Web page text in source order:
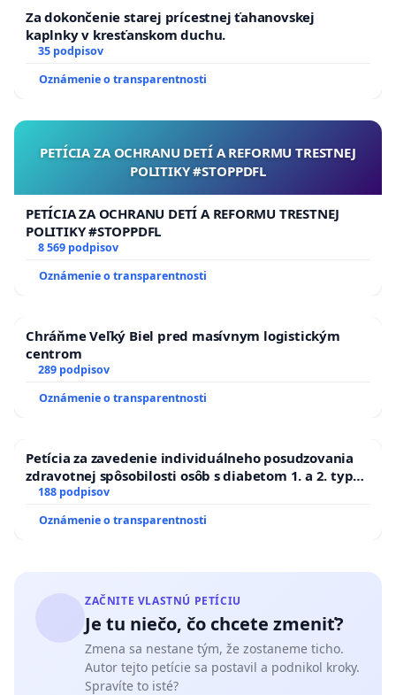
Za dokončenie starej prícestnej ťahanovskej
kaplnky v kresťanskom duchu.
35 podpisov
Oznámenie o transparentnosti
PETÍCIA ZA OCHRANU DETÍ A REFORMU TRESTNEJ
POLITIKY #STOPPDFL
PETÍCIA ZA OCHRANU DETÍ A REFORMU TRESTNEJ
POLITIKY #STOPPDFL
8 569 podpisov
Oznámenie o transparentnosti
Chráňme Veľký Biel pred masívnym logistickým
centrom
289 podpisov
Oznámenie o transparentnosti
Petícia za zavedenie individuálneho posudzovania
zdravotnej spôsobilosti osôb s diabetom 1. a 2. typu
pri prijímaní do Policajného zboru SR
188 podpisov
Oznámenie o transparentnosti
ZAČNITE VLASTNÚ PETÍCIU
Je tu niečo, čo chcete zmeniť?
Zmena sa nestane tým, že zostaneme ticho.
Autor tejto petície sa postavil a podnikol kroky.
Spravíte to isté?